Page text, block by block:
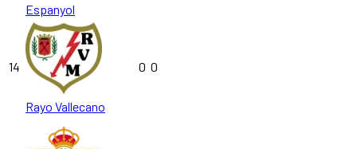
Espanyol
14
Rayo Vallecano
0 0